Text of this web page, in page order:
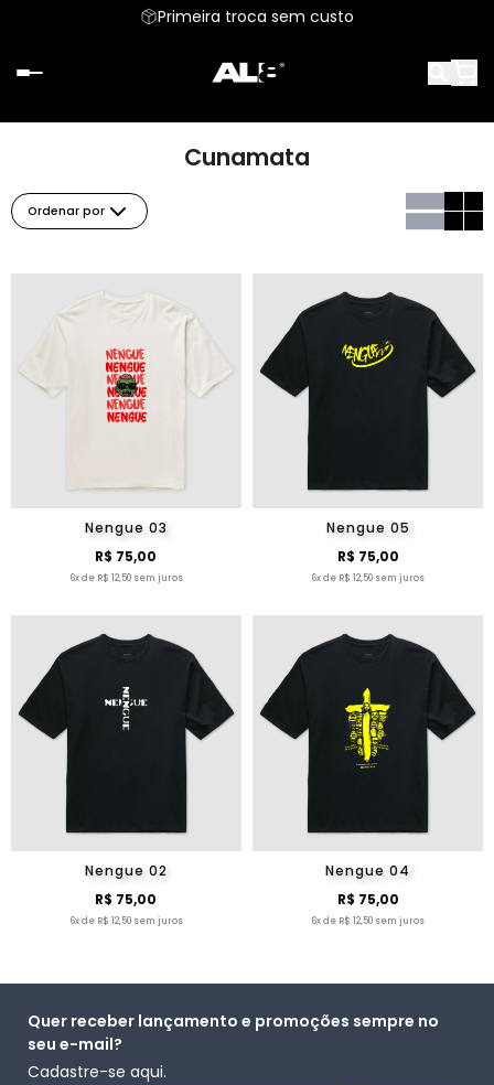
Primeira troca sem custo
Cunamata
Ordenar por
Nengue 03
R$ 75,00
6x de R$ 12,50 sem juros
Nengue 05
R$ 75,00
6x de R$ 12,50 sem juros
Nengue 02
R$ 75,00
6x de R$ 12,50 sem juros
Nengue 04
R$ 75,00
6x de R$ 12,50 sem juros
Quer receber lançamento e promoções sempre no
seu e-mail?
Cadastre-se aqui.